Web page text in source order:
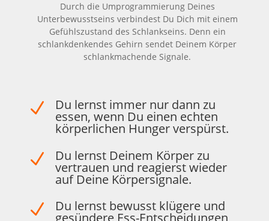
Durch die Umprogrammierung Deines
Unterbewusstseins verbindest Du Dich mit einem
Gefühlszustand des Schlankseins. Denn ein
schlankdenkendes Gehirn sendet Deinem Körper
schlankmachende Signale.
N Du lernst immer nur dann zu
essen, wenn Du einen echten
körperlichen Hunger verspürst.
N Du lernst Deinem Körper zu
vertrauen und reagierst wieder
auf Deine Körpersignale.
N Du lernst bewusst klügere und